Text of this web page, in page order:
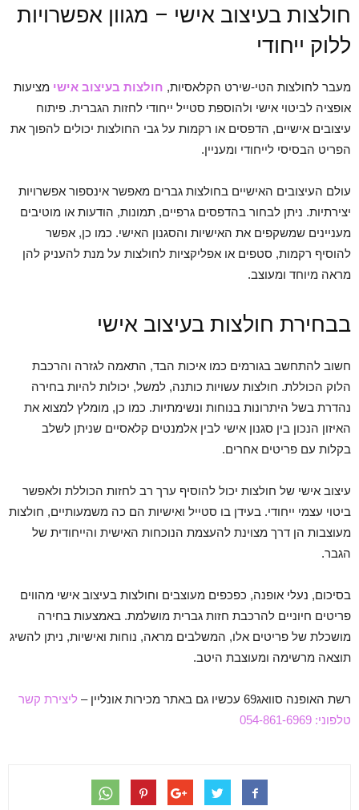
חולצות בעיצוב אישי – מגוון אפשרויות
ללוק ייחודי
מעבר לחולצות הטי-שירט הקלאסיות, חולצות בעיצוב אישי מציעות
אופציה לביטוי אישי ולהוספת סטייל ייחודי לחזות הגברית. פיתוח
עיצובים אישיים, הדפסים או רקמות על גבי החולצות יכולים להפוך את
הפריט הבסיסי לייחודי ומעניין.
עולם העיצובים האישיים בחולצות גברים מאפשר אינספור אפשרויות
יצירתיות. ניתן לבחור בהדפסים גרפיים, תמונות, הודעות או מוטיבים
מעניינים שמשקפים את האישיות והסגנון האישי. כמו כן, אפשר
להוסיף רקמות, סטפים או אפליקציות לחולצות על מנת להעניק להן
מראה מיוחד ומעוצב.
בבחירת חולצות בעיצוב אישי
חשוב להתחשב בגורמים כמו איכות הבד, התאמה לגזרה והרכבת
הלוק הכוללת. חולצות עשויות כותנה, למשל, יכולות להיות בחירה
נהדרת בשל היתרונות בנוחות ונשימתיות. כמו כן, מומלץ למצוא את
האיזון הנכון בין סגנון אישי לבין אלמנטים קלאסיים שניתן לשלב
בקלות עם פריטים אחרים.
עיצוב אישי של חולצות יכול להוסיף ערך רב לחזות הכוללת ולאפשר
ביטוי עצמי ייחודי. בעידן בו סטייל ואישיות הם כה משמעותיים, חולצות
מעוצבות הן דרך מצוינת להעצמת הנוכחות האישית והייחודית של
הגבר.
בסיכום, נעלי אופנה, כפכפים מעוצבים וחולצות בעיצוב אישי מהווים
פריטים חיוניים להרכבת חזות גברית מושלמת. באמצעות בחירה
מושכלת של פריטים אלו, המשלבים מראה, נוחות ואישיות, ניתן להשיג
תוצאה מרשימה ומעוצבת היטב.
רשת האופנה סוואג69 עכשיו גם באתר מכירות אונליין –
ליצירת קשר
טלפוני: 054-861-6969